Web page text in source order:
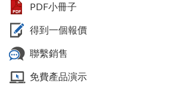
PDF小冊子
得到一個報價
聯繫銷售
免費產品演示